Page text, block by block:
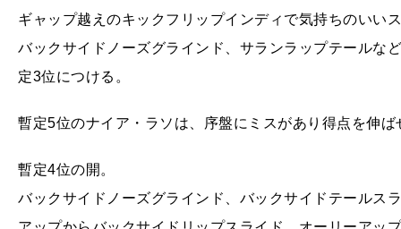
ギャップ越えのキックフリップインディで気持ちのいい
バックサイドノーズグラインド、サランラップテールな
定3位につける。
暫定5位のナイア・ラソは、序盤にミスがあり得点を伸ば
暫定4位の開。
バックサイドノーズグラインド、バックサイドテールス